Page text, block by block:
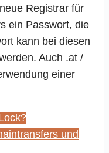
Registrar für
ein Passwort, die
kann bei diesen
Auch .at /
einer
und